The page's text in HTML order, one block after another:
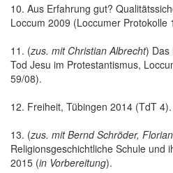
10. Aus Erfahrung gut?
Loccum 2009 (Loccumer Protokolle
11. (zus. mit Christian Albrecht) Das
Tod Jesu im Protestantismus,
59/08).
12. Freiheit, Tübingen 2014 (TdT 4).
13. (zus. mit Bernd Schröder,
Religionsgeschichtliche Schule und
2015 (in Vorbereitung).